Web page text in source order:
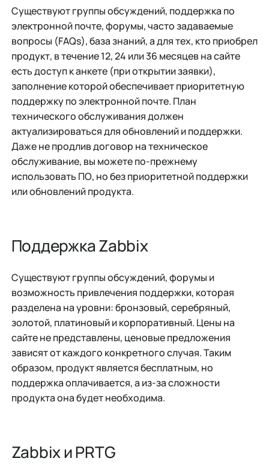
Существуют группы обсуждений, поддержка по
электронной почте, форумы, часто задаваемые
вопросы (FAQs), база знаний, а для тех, кто приобрел
продукт, в течение 12, 24 или 36 месяцев на сайте
есть доступ к анкете (при открытии заявки),
заполнение которой обеспечивает приоритетную
поддержку по электронной почте. План
технического обслуживания должен
актуализироваться для обновлений и поддержки.
Даже не продлив договор на техническое
обслуживание, вы можете по-прежнему
использовать ПО, но без приоритетной поддержки
или обновлений продукта.
Поддержка Zabbix
Существуют группы обсуждений, форумы и
возможность привлечения поддержки, которая
разделена на уровни: бронзовый, серебряный,
золотой, платиновый и корпоративный. Цены на
сайте не представлены, ценовые предложения
зависят от каждого конкретного случая. Таким
образом, продукт является бесплатным, но
поддержка оплачивается, а из-за сложности
продукта она будет необходима.
Zabbix и PRTG